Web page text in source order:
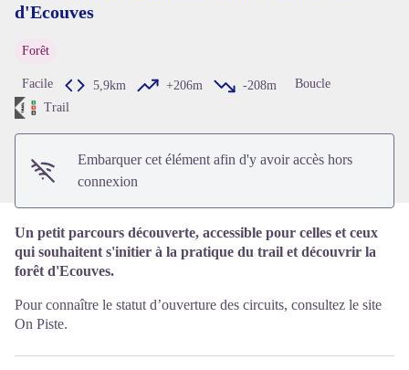
d'Ecouves
Forêt
Facile 5,9km +206m -208m
Boucle
Trail
Embarquer cet élément afin d'y avoir accès hors
connexion
Un petit parcours découverte, accessible pour celles et ceux
qui souhaitent s'initier à la pratique du trail et découvrir la
forêt d'Ecouves.
Pour connaître le statut d’ouverture des circuits, consultez le site
On Piste.